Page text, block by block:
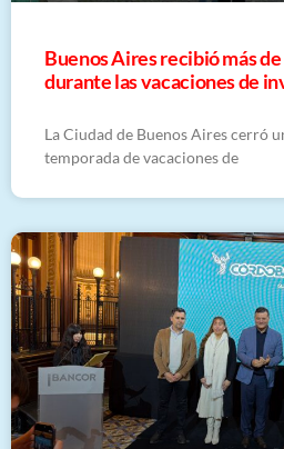
Buenos Aires recibió más
durante las vacaciones de
La Ciudad de Buenos Aires cerró
temporada de vacaciones de